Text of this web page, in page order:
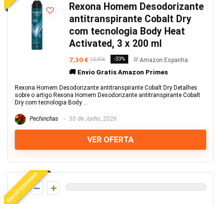
Rexona Homem Desodorizante
antitranspirante Cobalt Dry
com tecnologia Body Heat
Activated, 3 x 200 ml
7,30 € 10,95€ -33% Amazon Espanha
🚚 Envio Gratis Amazon Primes
Rexona Homem Desodorizante antitranspirante Cobalt Dry Detalhes
sobre o artigo Rexona Homem Desodorizante antitranspirante Cobalt
Dry com tecnologia Body ...
Pechinchas 30 de Junho, 2026
VER OFERTA
ENVIO ESPANHA
0